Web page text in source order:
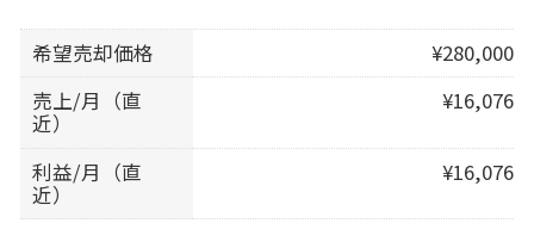
希望売却価格
¥280,000
売上/月（直
近）
¥16,076
利益/月（直
近）
¥16,076